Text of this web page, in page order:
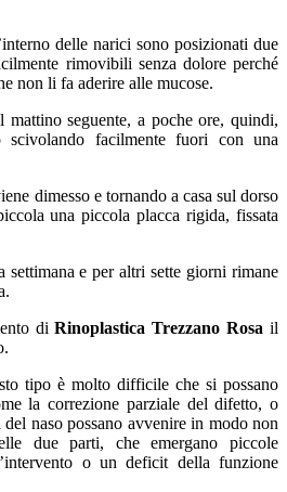
delle narici sono posizionati due
rimovibili senza dolore perché
non li fa aderire alle mucose.
seguente, a poche ore, quindi,
scivolando facilmente fuori con una
dimesso e tornando a casa sul dorso
una piccola placca rigida, fissata
settimana e per altri sette giorni rimane
diRinoplastica Trezzano Rosa il
tipo è molto difficile che si possano
la correzione parziale del difetto, o
naso possano avvenire in modo non
due parti, che emergano piccole
o un deficit della funzione